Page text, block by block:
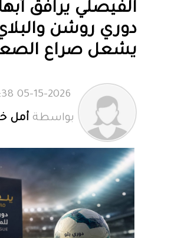
الفيصلي يرافق
دوري روشن
يشعل صراع
بواسطة أمل